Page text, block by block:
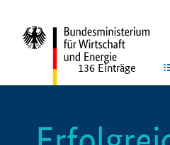
136 Einträge